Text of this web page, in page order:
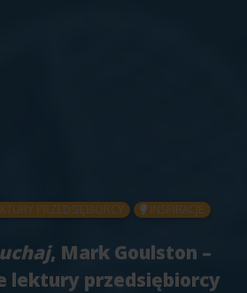
PRZEDSIĘBIORCY INSPIRACJE
, Mark Goulston –
lektury przedsiębiorcy